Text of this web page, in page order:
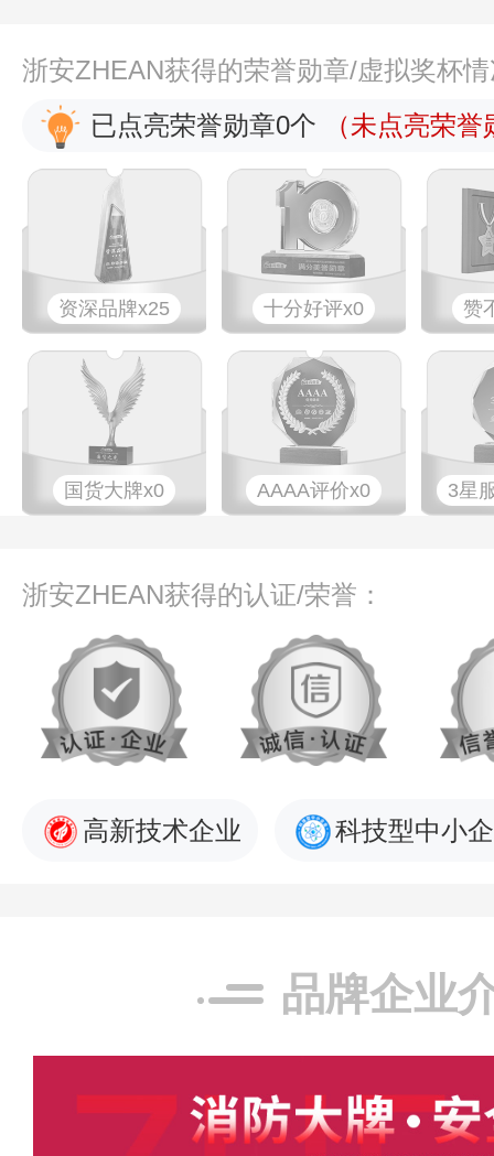
浙安ZHEAN获得的荣誉勋章/虚拟奖杯
已点亮荣誉勋章0个
（未点亮荣
资深品牌x25 十分好评x0 赞
国货大牌x0 AAAA评价x0 3星
浙安ZHEAN获得的认证/荣誉：
高新技术企业 科技型中小
品牌企业